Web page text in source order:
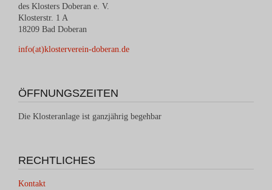
des Klosters Doberan e. V.
Klosterstr. 1 A
18209 Bad Doberan
info(at)klosterverein-doberan.de
ÖFFNUNGSZEITEN
Die Klosteranlage ist ganzjährig begehbar
RECHTLICHES
Kontakt